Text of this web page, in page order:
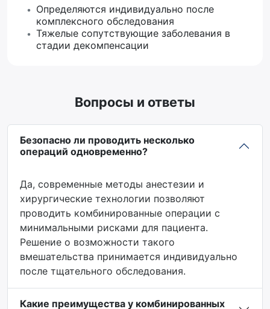
Определяются индивидуально после
комплексного обследования
Тяжелые сопутствующие заболевания в
стадии декомпенсации
Вопросы и ответы
Безопасно ли проводить несколько
операций одновременно?
Да, современные методы анестезии и
хирургические технологии позволяют
проводить комбинированные операции с
минимальными рисками для пациента.
Решение о возможности такого
вмешательства принимается индивидуально
после тщательного обследования.
Какие преимущества у комбинированных